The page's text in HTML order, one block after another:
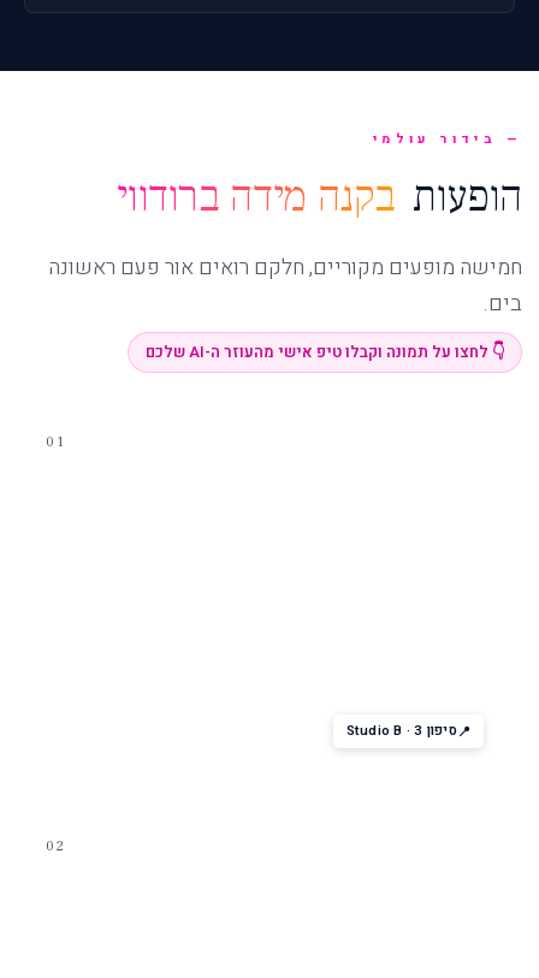
בידור עולמי
הופעות בקנה מידה ברודווי
חמישה מופעים מקוריים, חלקם רואים אור פעם ראשונה
בים.
👇 לחצו על תמונה וקבלו טיפ אישי מהעוזר ה-AI שלכם
01
סיפון 3 · Studio B
02